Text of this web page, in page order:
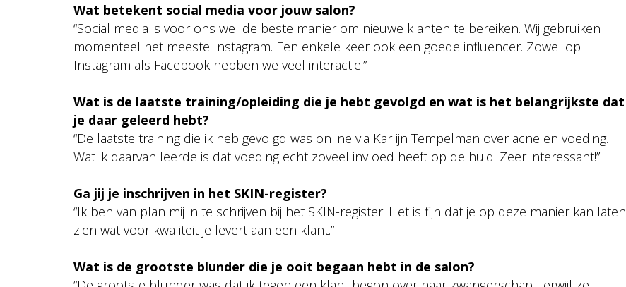
Wat betekent social media voor jouw salon?
“Social media is voor ons wel de beste manier om nieuwe klanten te bereiken. Wij gebruiken
momenteel het meeste Instagram. Een enkele keer ook een goede influencer. Zowel op
Instagram als Facebook hebben we veel interactie.”
Wat is de laatste training/opleiding die je hebt gevolgd en wat is het belangrijkste dat
je daar geleerd hebt?
“De laatste training die ik heb gevolgd was online via Karlijn Tempelman over acne en voeding.
Wat ik daarvan leerde is dat voeding echt zoveel invloed heeft op de huid. Zeer interessant!”
Ga jij je inschrijven in het SKIN-register?
“Ik ben van plan mij in te schrijven bij het SKIN-register. Het is fijn dat je op deze manier kan laten
zien wat voor kwaliteit je levert aan een klant.”
Wat is de grootste blunder die je ooit begaan hebt in de salon?